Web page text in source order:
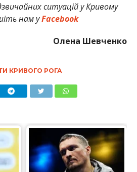
ситуацій у Кривому
нам уFacebook
Олена Шевченко
КРИВОГО РОГА